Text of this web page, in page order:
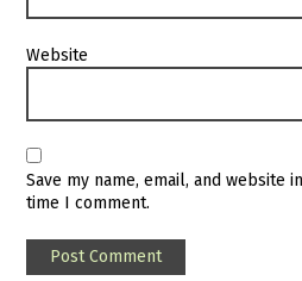
Website
Save my name, email, and website
time I comment.